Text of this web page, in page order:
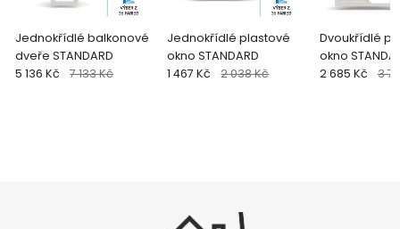
Jednokřídlé balkonové
dveře STANDARD
5 136 Kč 7 133 Kč
Jednokřídlé plastové
okno STANDARD
1 467 Kč 2 038 Kč
Dvoukřídlé
okno
2 685 Kč 3